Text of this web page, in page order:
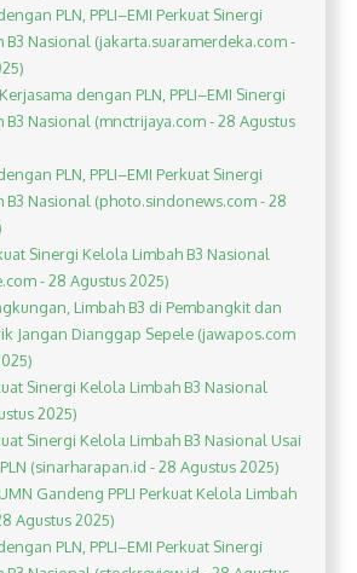
PLN, PPLI–EMI Perkuat Sinergi
B3 Nasional (jakarta.suaramerdeka.com -
dengan PLN, PPLI–EMI Sinergi
B3 Nasional (mnctrijaya.com - 28 Agustus
PLN, PPLI–EMI Perkuat Sinergi
B3 Nasional (photo.sindonews.com - 28
Sinergi Kelola Limbah B3 Nasional
- 28 Agustus 2025)
Limbah B3 di Pembangkit dan
Jangan Dianggap Sepele (jawapos.com
Sinergi Kelola Limbah B3 Nasional
2025)
Sinergi Kelola Limbah B3 Nasional Usai
(sinarharapan.id - 28 Agustus 2025)
Gandeng PPLI Perkuat Kelola Limbah
Agustus 2025)
PLN, PPLI–EMI Perkuat Sinergi